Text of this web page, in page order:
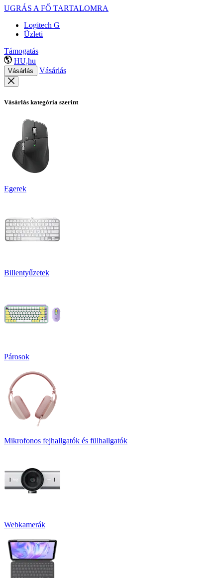
UGRÁS A FŐ TARTALOMRA
Logitech G
Üzleti
Támogatás
HU,hu
Vásárlás Vásárlás
Vásárlás kategória szerint
Egerek
Billentyűzetek
Párosok
Mikrofonos fejhallgatók és fülhallgatók
Webkamerák